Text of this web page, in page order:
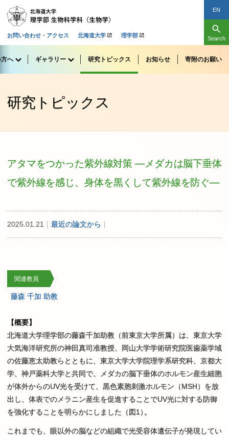
お問い合わせ・アクセス 北海道大学 理学部
EN
search
Search
方へ ギャラリー 研究 トピックス お知らせ 寄附のお願い
研究トピックス
アタマをつかった紫外線対策―メダカは脳下垂体
で紫外線を感じ、 身体を黒くして紫外線を防ぐ―
2025.01.21 最近の論文から
関連教員
藤森 千加 助教
【概要】
北海道大学理学部の藤森千加助教（前東京大学所属）は、東京大学
大気海洋研究所の神田真司准教授、岡山大学学術研究院医歯薬学域
の佐藤恵太助教らとともに、東京大学大学院理学系研究科、京都大
学、神戸薬科大学と共同で、メダカの脳下垂体のホルモン産生細胞
が体外からのUV光を受けて、黒色素胞刺激ホルモン（MSH）を放
出し、体表でのメラニン産生を促進することでUV光に対する防御
を強化することを明らかにしました（図1） 。
これまでも、眼以外の脳などの組織で光受容体遺伝子が発現してい